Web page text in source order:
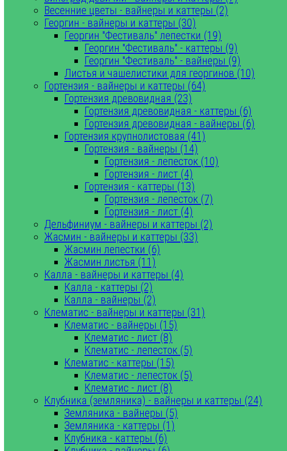
Весенние цветы - вайнеры и каттеры (2)
Георгин - вайнеры и каттеры (30)
Георгин "Фестиваль" лепестки (19)
Георгин "Фестиваль" - каттеры (9)
Георгин "Фестиваль" - вайнеры (9)
Листья и чашелистики для георгинов (10)
Гортензия - вайнеры и каттеры (64)
Гортензия древовидная (23)
Гортензия древовидная - каттеры (6)
Гортензия древовидная - вайнеры (6)
Гортензия крупнолистовая (41)
Гортензия - вайнеры (14)
Гортензия - лепесток (10)
Гортензия - лист (4)
Гортензия - каттеры (13)
Гортензия - лепесток (7)
Гортензия - лист (4)
Дельфиниум - вайнеры и каттеры (2)
Жасмин - вайнеры и каттеры (33)
Жасмин лепестки (6)
Жасмин листья (11)
Калла - вайнеры и каттеры (4)
Калла - каттеры (2)
Калла - вайнеры (2)
Клематис - вайнеры и каттеры (31)
Клематис - вайнеры (15)
Клематис - лист (8)
Клематис - лепесток (5)
Клематис - каттеры (15)
Клематис - лепесток (5)
Клематис - лист (8)
Клубника (земляника) - вайнеры и каттеры (24)
Земляника - вайнеры (5)
Земляника - каттеры (1)
Клубника - каттеры (6)